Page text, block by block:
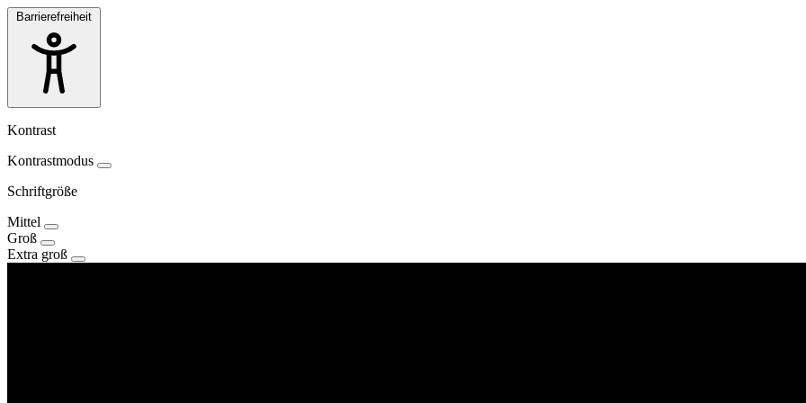
Barrierefreiheit
Kontrast
Kontrastmodus
Schriftgröße
Mittel
Groß
Extra groß